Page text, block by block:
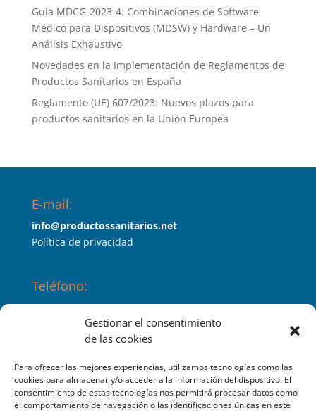
Gestionar el consentimiento
de las cookies
Para ofrecer las mejores experiencias, utilizamos tecnologías como las
cookies para almacenar y/o acceder a la información del dispositivo. El
consentimiento de estas tecnologías nos permitirá procesar datos como
el comportamiento de navegación o las identificaciones únicas en este
Guía MDCG-2023-4: Combinaciones de Software
Médico para Dispositivos (MDSW) y Hardware – Un
Análisis Exhaustivo
Novedades en la Implementación de Reglamentos de
Productos Sanitarios en España
Reglamento (UE) 607/2023: Nuevos plazos para
productos sanitarios en la Unión Europea
E-mail:
info@productossanitarios.net
Política de privacidad
Teléfono:
647453689
SERPROSAN LEVANTE, S.L
Productos sanitarios